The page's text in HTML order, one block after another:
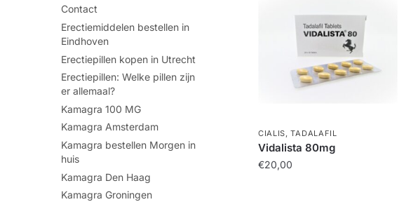
CIALIS ,TADALAFIL
Vidalista 80mg
€20,00
Contact
Erectiemiddelen bestellen in
Eindhoven
Erectiepillen kopen in Utrecht
Erectiepillen: Welke pillen zijn
er allemaal?
Kamagra 100 MG
Kamagra Amsterdam
Kamagra bestellen Morgen in
huis
Kamagra Den Haag
Kamagra Groningen